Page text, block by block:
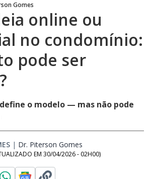
Gomes
online ou
no condomínio:
pode ser
o modelo — mas não pode
| Dr. Piterson Gomes
EM 30/04/2026 - 02H00)